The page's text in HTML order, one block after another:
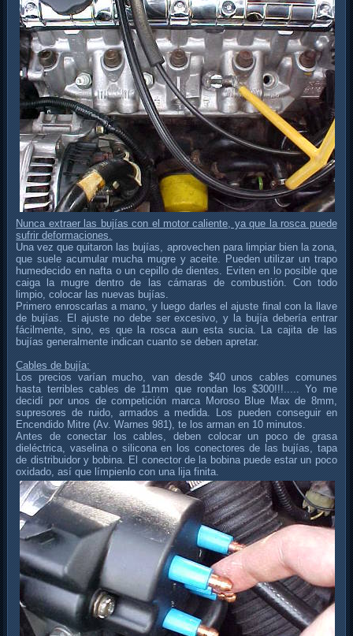
Nunca extraer las bujías con el motor caliente, ya que la rosca puede
sufrir deformaciones.
Una vez que quitaron las bujías, aprovechen para limpiar bien la zona,
que suele acumular mucha mugre y aceite. Pueden utilizar un trapo
humedecido en nafta o un cepillo de dientes. Eviten en lo posible que
caiga la mugre dentro de las cámaras de combustión. Con todo
limpio, colocar las nuevas bujías.
Primero enroscarlas a mano, y luego darles el ajuste final con la llave
de bujías. El ajuste no debe ser excesivo, y la bujía debería entrar
fácilmente, sino, es que la rosca aun esta sucia. La cajita de las
bujías generalmente indican cuanto se deben apretar.
Cables de bujía:
Los precios varían mucho, van desde $40 unos cables comunes
hasta terribles cables de 11mm que rondan los $300!!!..... Yo me
decidí por unos de competición marca Moroso Blue Max de 8mm,
supresores de ruido, armados a medida. Los pueden conseguir en
Encendido Mitre (Av. Warnes 981), te los arman en 10 minutos.
Antes de conectar los cables, deben colocar un poco de grasa
dieléctrica, vaselina o silicona en los conectores de las bujías, tapa
de distribuidor y bobina. El conector de la bobina puede estar un poco
oxidado, así que límpienlo con una lija finita.